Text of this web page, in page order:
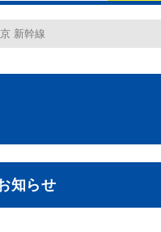
知らせ